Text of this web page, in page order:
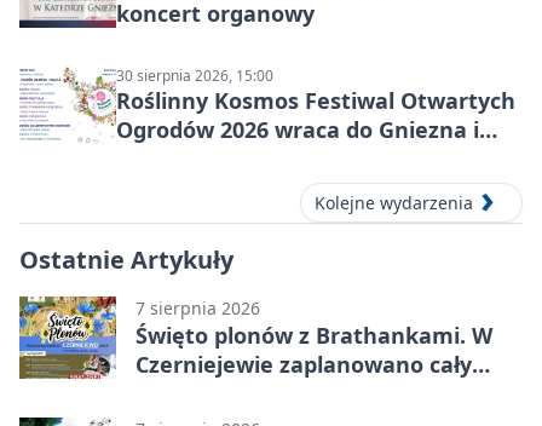
koncert organowy
30 sierpnia 2026, 15:00
Roślinny Kosmos Festiwal Otwartych
Ogrodów 2026 wraca do Gniezna i
Kolejne wydarzenia
Ostatnie Artykuły
7 sierpnia 2026
Święto plonów z Brathankami. W
Czerniejewie zaplanowano cały